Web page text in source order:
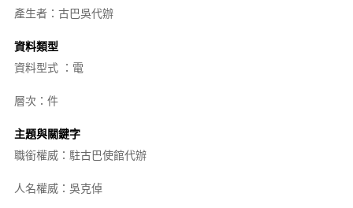
產生者：古巴吳代辦
資料類型
資料型式 ：電
層次：件
主題與關鍵字
職銜權威：駐古巴使館代辦
人名權威：吳克倬